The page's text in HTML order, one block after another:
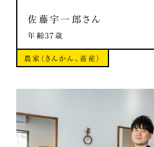
佐藤宇一郎さん
年齢37歳
農家（きんかん、畜産）